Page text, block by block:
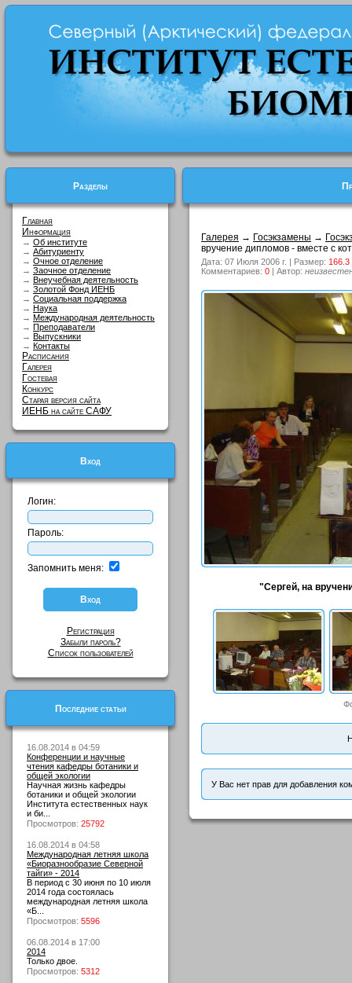
Разделы
Главная
Информация
→ Об институте
→ Абитуриенту
→ Очное отделение
→ Заочное отделение
→ Внеучебная деятельность
→ Золотой Фонд ИЕНБ
→ Социальная поддержка
→ Наука
→ Международная деятельность
→ Преподаватели
→ Выпускники
→ Контакты
Расписания
Галерея
Гостевая
Конкурс
Старая версия сайта
ИЕНБ на сайте САФУ
Вход
Логин:
Пароль:
Запомнить меня:
Регистрация
Забыли пароль?
Список пользователей
Последние статьи
16.08.2014 в 04:59
Конференции и научные
чтения кафедры ботаники и
общей экологии
Научная жизнь кафедры
ботаники и общей экологии
Института естественных наук
и би...
Просмотров: 25792
16.08.2014 в 04:58
Международная летняя школа
«Биоразнообразие Северной
тайги» - 2014
В период с 30 июня по 10 июля
2014 года состоялась
международная летняя школа
«Б...
Просмотров: 5596
06.08.2014 в 17:00
2014
Только двое.
Просмотров: 5312
Галерея → Госэкзамены →
вручение дипломов - вместе с
Дата: 07 Июля 2006 г. | Размер: 166.3
Комментариев: 0 | Автор:
"Сергей, на
У Вас нет прав для добавления